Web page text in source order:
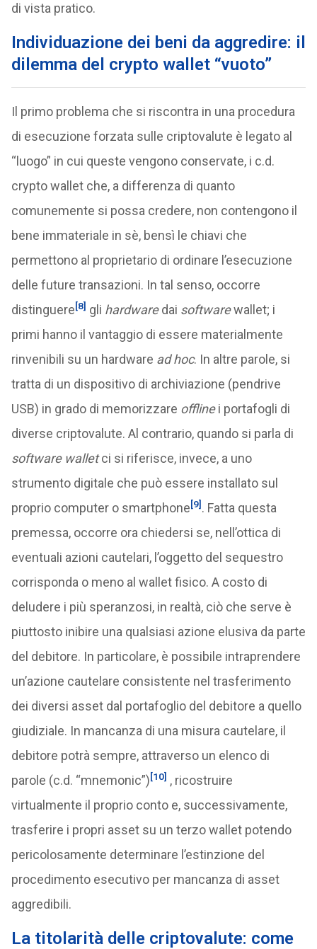
di vista pratico.
Individuazione dei beni da aggredire: il
dilemma del crypto wallet “vuoto”
Il primo problema che si riscontra in una procedura
di esecuzione forzata sulle criptovalute è legato al
“luogo” in cui queste vengono conservate, i c.d.
crypto wallet che, a differenza di quanto
comunemente si possa credere, non contengono il
bene immateriale in sè, bensì le chiavi che
permettono al proprietario di ordinare l’esecuzione
delle future transazioni. In tal senso, occorre
distinguere[8] gli hardwaredai softwarewallet; i
primi hanno il vantaggio di essere materialmente
rinvenibili su un hardware ad hoc. In altre parole, si
tratta di un dispositivo di archiviazione (pendrive
USB) in grado di memorizzare offlinei portafogli di
diverse criptovalute. Al contrario, quando si parla di
software walletci si riferisce, invece, a uno
strumento digitale che può essere installato sul
proprio computer o smartphone[9] . Fatta questa
premessa, occorre ora chiedersi se, nell’ottica di
eventuali azioni cautelari, l’oggetto del sequestro
corrisponda o meno al wallet fisico. A costo di
deludere i più speranzosi, in realtà, ciò che serve è
piuttosto inibire una qualsiasi azione elusiva da parte
del debitore. In particolare, è possibile intraprendere
un’azione cautelare consistente nel trasferimento
dei diversi asset dal portafoglio del debitore a quello
giudiziale. In mancanza di una misura cautelare, il
debitore potrà sempre, attraverso un elenco di
parole (c.d. “mnemonic”)[10] , ricostruire
virtualmente il proprio conto e, successivamente,
trasferire i propri asset su un terzo wallet potendo
pericolosamente determinare l’estinzione del
procedimento esecutivo per mancanza di asset
aggredibili.
La titolarità delle criptovalute: come